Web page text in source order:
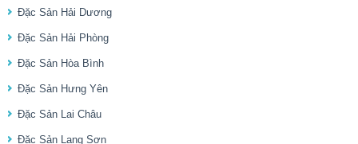
Đặc Sản Hải Dương
Đặc Sản Hải Phòng
Đặc Sản Hòa Bình
Đặc Sản Hưng Yên
Đặc Sản Lai Châu
Đặc Sản Lạng Sơn